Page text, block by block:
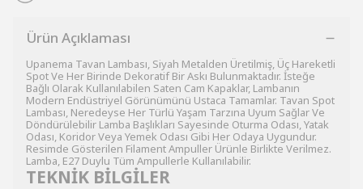
Ürün Açıklaması
Upanema Tavan Lambası, Siyah Metalden Üretilmiş, Üç Hareketli
Spot Ve Her Birinde Dekoratif Bir Askı Bulunmaktadır. İsteğe
Bağlı Olarak Kullanılabilen Saten Cam Kapaklar, Lambanın
Modern Endüstriyel Görünümünü Ustaca Tamamlar. Tavan Spot
Lambası, Neredeyse Her Türlü Yaşam Tarzına Uyum Sağlar Ve
Döndürülebilir Lamba Başlıkları Sayesinde Oturma Odası, Yatak
Odası, Koridor Veya Yemek Odası Gibi Her Odaya Uygundur.
Resimde Gösterilen Filament Ampuller Ürünle Birlikte Verilmez.
Lamba, E27 Duylu Tüm Ampullerle Kullanılabilir.
TEKNİK BİLGİLER